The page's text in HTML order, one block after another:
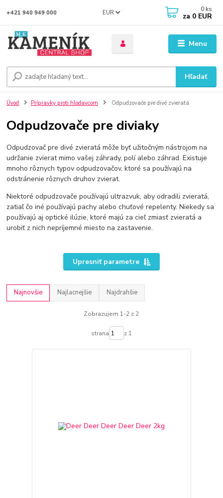
Menu
EUR
Hľadať
+421 940 949 000 0 ks
za 0 EUR
Úvod Prípravky proti hlodavcom Odpudzovače pre divé zvieratá
Odpudzovače pre diviaky
Odpudzovač pre divé zvieratá môže byť užitočným nástrojom na
udržanie zvierat mimo vašej záhrady, polí alebo záhrad. Existuje
mnoho rôznych typov odpudzovačov, ktoré sa používajú na
odstránenie rôznych druhov zvierat.
Niektoré odpudzovače používajú ultrazvuk, aby odradili zvieratá,
zatiaľ čo iné používajú pachy alebo chuťové repelenty. Niekedy sa
používajú aj optické ilúzie, ktoré majú za cieľ zmiasť zvieratá a
urobiť z nich nepríjemné miesto na zastavenie.
Upresniť parametre
Najnovšie Najlacnejšie Najdrahšie
Zobrazujem 1-2 z 2
strana z 1